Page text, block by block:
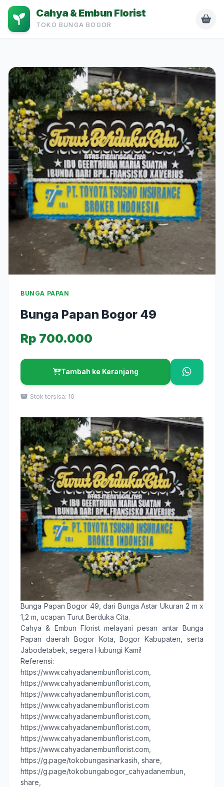
Cahya & Embun Florist
TOKO BUNGA BOGOR
BUNGA PAPAN
Bunga Papan Bogor 49
Rp 700.000
Tambah ke Keranjang
Stok tersisa: 10
Bunga Papan Bogor 49 , dari Bunga Astar Ukuran 2 m x
1,2 m, ucapan Turut Berduka Cita.
Cahya & Embun Floristmelayani pesan antarBunga
Papan daerah Bogor Kota ,Bogor Kabupaten , serta
Jabodetabek, segera Hubungi Kami!
Referensi:
https://www.cahyadanembunflorist.com,
https://www.cahyadanembunflorist.com,
https://www.cahyadanembunflorist.com,
https://www.cahyadanembunflorist.com
https://www.cahyadanembunflorist.com,
https://www.cahyadanembunflorist.com,
https://www.cahyadanembunflorist.com,
https://www.cahyadanembunflorist.com,
https://g.page/tokobungasinarkasih, share
https://g.page/tokobungabogor_cahyadanembun,
share,